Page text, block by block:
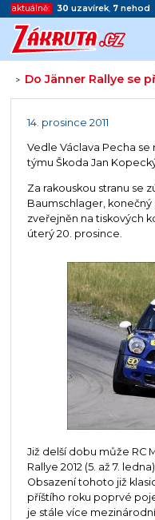
aktuálně: 30 uzavírek, 7 nehod
> Do Jänner Rallye se
Začátek
14. prosince 2011
Vedle Václava Pecha
týmu Škoda Jan
Za rakouskou stranu se
Baumschlager,
zveřejněn na tiskových
úterý 20. prosince.
Již delší dobu může RC
Rallye 2012 (5. až 7.
Obsazení tohoto již
příštího roku poprvé
je stále více